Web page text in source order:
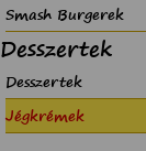
Smash Burgerek
Desszertek
Desszertek
Jégkrémek